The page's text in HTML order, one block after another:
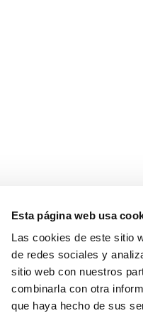
Esta página web usa
Las cookies de este sitio
de redes sociales y
sitio web con nuestros
combinarla con otra
que haya hecho de sus